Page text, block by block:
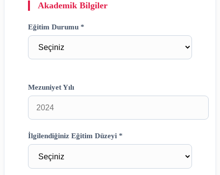
Akademik Bilgiler
Eğitim Durumu *
Mezuniyet Yılı
İlgilendiğiniz Eğitim Düzeyi *